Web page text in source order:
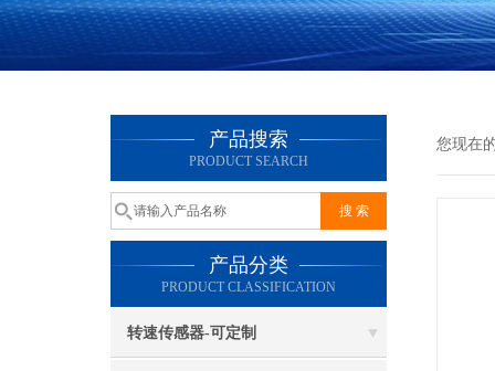
产品搜索
PRODUCT SEARCH
产品分类
PRODUCT CLASSIFICATION
转速传感器-可定制
您现在